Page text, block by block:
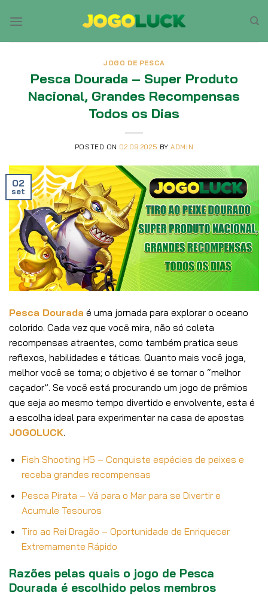
JOGO DE PESCA
Pesca Dourada – Super Produto
Nacional, Grandes Recompensas
Todos os Dias
POSTED ON 02.09.2025 BYADMIN
02
set
Pesca Dourada é uma jornada para explorar o oceano
colorido. Cada vez que você mira, não só coleta
recompensas atraentes, como também pratica seus
reflexos, habilidades e táticas. Quanto mais você joga,
melhor você se torna; o objetivo é se tornar o “melhor
caçador”. Se você está procurando um jogo de prêmios
que seja ao mesmo tempo divertido e envolvente, esta é
a escolha ideal para experimentar na casa de apostas
JOGOLUCK.
Fish Shooting H5 – Conquiste espécies de peixes e
receba grandes recompensas
Pesca Pirata – Vá para o Mar para se Divertir e
Acumule Tesouros
Tiro ao Rei Dragão – Oportunidade de Enriquecer
Extremamente Rápido
Razões pelas quais o jogo de Pesca
Dourada é escolhido pelos membros